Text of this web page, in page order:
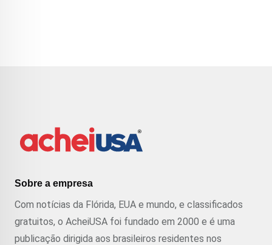
Sobre a empresa
Com notícias da Flórida, EUA e mundo, e classificados
gratuitos, o AcheiUSA foi fundado em 2000 e é uma
publicação dirigida aos brasileiros residentes nos